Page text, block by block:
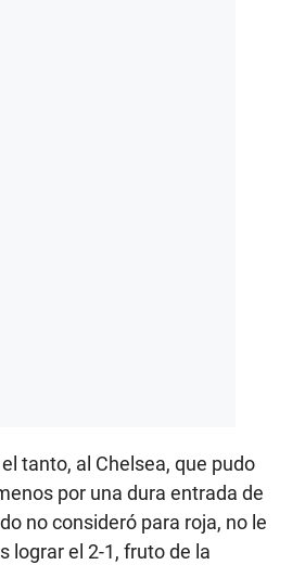
tanto, al Chelsea, que pudo
por una dura entrada de
no consideró para roja, no le
lograr el 2-1, fruto de la